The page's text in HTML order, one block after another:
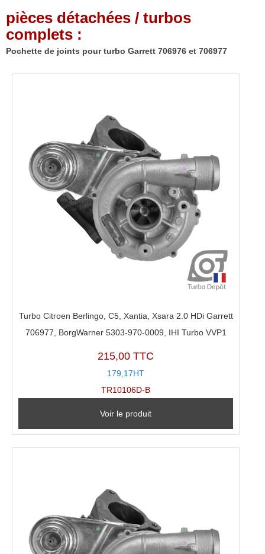
pièces détachées / turbos
complets :
Pochette de joints pour turbo Garrett 706976 et 706977
Turbo Citroen Berlingo, C5, Xantia, Xsara 2.0 HDi Garrett
706977, BorgWarner 5303-970-0009, IHI Turbo VVP1
215,00 TTC
179,17HT
TR10106D-B
Voir le produit